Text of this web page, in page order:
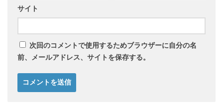
サイト
次回のコメントで使用するためブラウザーに自分の名
前、メールアドレス、サイトを保存する。